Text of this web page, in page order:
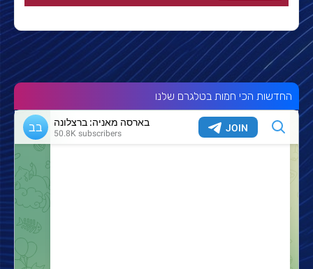
החדשות הכי חמות בטלגרם שלנו